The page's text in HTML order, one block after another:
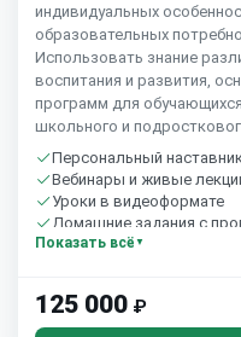
индивидуальных
образовательных
Использовать знание
воспитания и развития,
программ для
школьного и
Персональный
Вебинары и живые
Уроки в видеоформате
Домашние задания с
35 часов в неделю
Показать всё
125 000 ₽